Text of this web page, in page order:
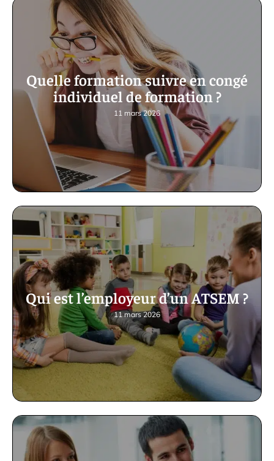
Quelle formation suivre en congé
individuel de formation ?
11 mars 2026
Qui est l’employeur d’un ATSEM ?
11 mars 2026